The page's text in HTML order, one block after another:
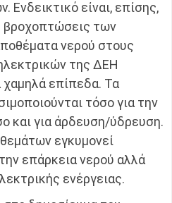
είναι, επίσης,
βροχοπτώσεις των
νερού στους
της ΔΕΗ
χαμηλά επίπεδα. Τα
τόσο για την
και για άρδευση/ύδρευση.
εγκυμονεί
επάρκεια νερού αλλά
ενέργειας.